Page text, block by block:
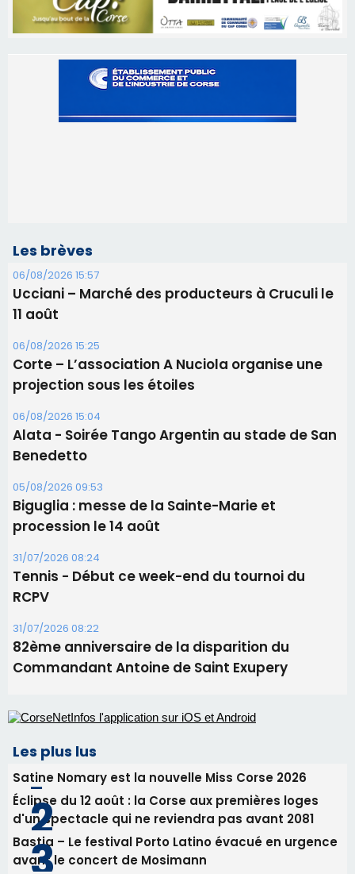
Les brèves
06/08/2026 15:57
Ucciani – Marché des producteurs à Cruculi le
11 août
06/08/2026 15:25
Corte – L’association A Nuciola organise une
projection sous les étoiles
06/08/2026 15:04
Alata - Soirée Tango Argentin au stade de San
Benedetto
05/08/2026 09:53
Biguglia : messe de la Sainte-Marie et
procession le 14 août
31/07/2026 08:24
Tennis - Début ce week-end du tournoi du
RCPV
31/07/2026 08:22
82ème anniversaire de la disparition du
Commandant Antoine de Saint Exupery
Les plus lus
Satine Nomary est la nouvelle Miss Corse 2026
Éclipse du 12 août : la Corse aux premières loges
d'un spectacle qui ne reviendra pas avant 2081
Bastia – Le festival Porto Latino évacué en urgence
avant le concert de Mosimann